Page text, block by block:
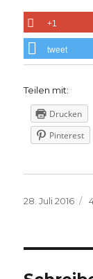
+1
tweet
Teilen mit:
Drucken
Pinterest
Veröffentlicht
28. Juli 2016